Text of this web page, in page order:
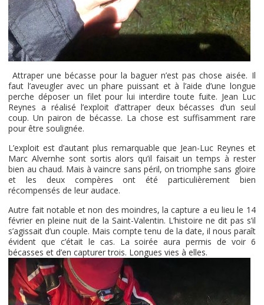
Attraper une bécasse pour la baguer n’est pas chose aisée. Il
faut l’aveugler avec un phare puissant et à l’aide d’une longue
perche déposer un filet pour lui interdire toute fuite. Jean Luc
Reynes a réalisé l’exploit d’attraper deux bécasses d’un seul
coup. Un pairon de bécasse. La chose est suffisamment rare
pour être soulignée.
L’exploit est d’autant plus remarquable que Jean-Luc Reynes et
Marc Alvernhe sont sortis alors qu’il faisait un temps à rester
bien au chaud. Mais à vaincre sans péril, on triomphe sans gloire
et les deux compères ont été particulièrement bien
récompensés de leur audace.
Autre fait notable et non des moindres, la capture a eu lieu le 14
février en pleine nuit de la Saint-Valentin. L’histoire ne dit pas s’il
s’agissait d’un couple. Mais compte tenu de la date, il nous paraît
évident que c’était le cas. La soirée aura permis de voir 6
bécasses et d’en capturer trois. Longues vies à elles.